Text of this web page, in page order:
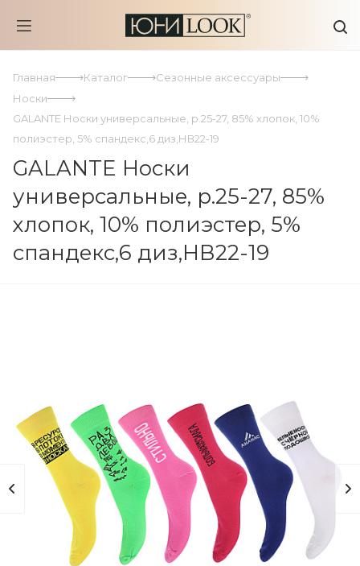
Главная Каталог
Сезонные аксессуары
Носки
GALANTE Носки универсальные, р.25-27, 85% хлопок, 10%
полиэстер, 5% спандекс,6 диз,НВ22-19
GALANTE Носки
универсальные, р.25-27, 85%
хлопок, 10% полиэстер, 5%
спандекс,6 диз,НВ22-19